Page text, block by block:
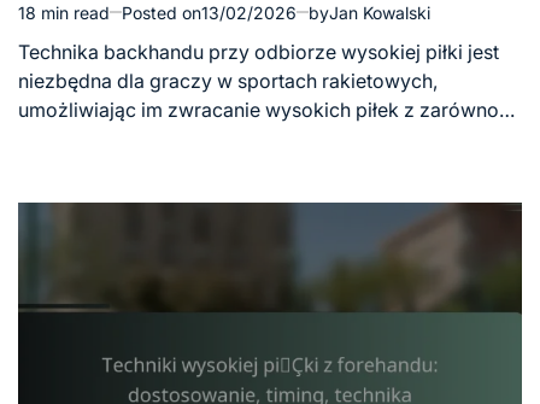
Estimated
read
time
18 min read Posted on13/02/2026 byJan Kowalski
Technika backhandu przy odbiorze wysokiej piłki jest
niezbędna dla graczy w sportach rakietowych,
umożliwiając im zwracanie wysokich piłek z zarówno…